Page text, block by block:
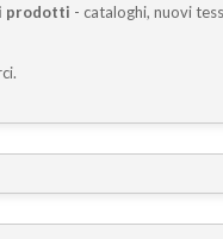
prodotti - cataloghi, nuovi